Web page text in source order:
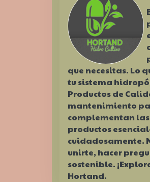
que necesitas. Lo
tu sistema
Productos de
mantenimiento
complementan
productos
cuidadosamente.
unirte, hacer
sostenible.
Hortand.